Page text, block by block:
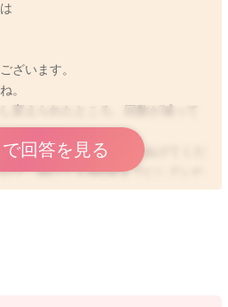
ざいます。
。
変えられたところ、回数が減って
ですし、月齢的に母乳もあげてくだ
で、開けても4時間までにしていた
時間が良いかと思います。
なりますので、回数の維持は哺乳
回答を見る